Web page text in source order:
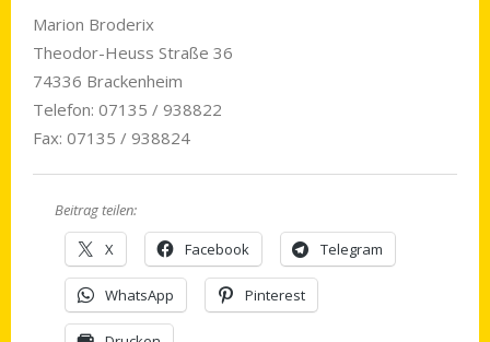
Marion Broderix
Theodor-Heuss Straße 36
74336 Brackenheim
Telefon: 07135 / 938822
Fax: 07135 / 938824
Beitrag teilen:
X
Facebook Telegram
WhatsApp Pinterest